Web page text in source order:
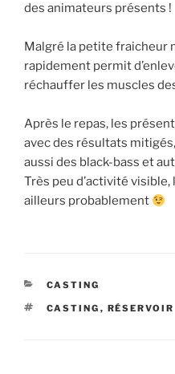
des animateurs présents !
Malgré la petite fraicheur
rapidement permit
réchauffer les muscles
Après le repas, les
avec des résultats
aussi des black-bass et
Très peu d’activité
ailleurs probablement
CATÉGORIES
CASTING
ÉTIQUETTES
CASTING , RÉSERVOIR